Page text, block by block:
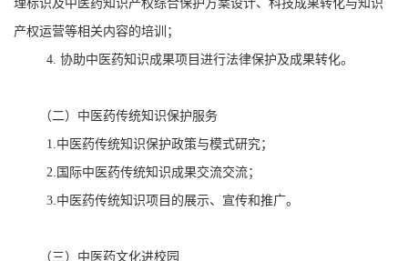
理标识及中医药知识产权综合保护方案设计、科技成果转化与知识
产权运营等相关内容的培训；
4. 协助中医药知识成果项目进行法律保护及成果转化。
（二）中医药传统知识保护服务
1.中医药传统知识保护政策与模式研究；
2.国际中医药传统知识成果交流交流；
3.中医药传统知识项目的展示、宣传和推广。
（三）中医药文化进校园